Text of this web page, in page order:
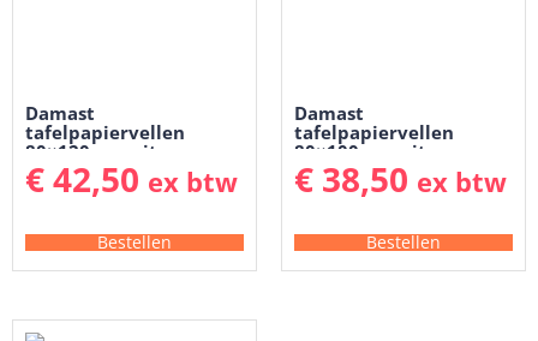
Damast
tafelpapiervellen
80×120 cm wit
€42,50 ex btw
Bestellen
Damast
tafelpapiervellen
80×100 cm wit
€ 38,50 ex btw
Bestellen